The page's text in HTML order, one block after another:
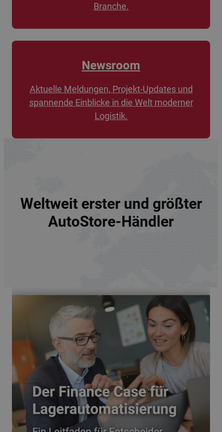
Branche.
Newsroom
Aktuelle Meldungen, Projekt-Updates und
spannende Einblicke in die Welt moderner
Logistik.
Weltweit erster und größter
AutoStore-Händler